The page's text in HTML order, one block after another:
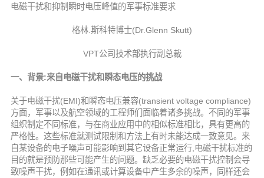
电磁干扰和抑制瞬时电压峰值的军事标准要求
格林.斯科特博士(Dr.Glenn Skutt)
VPT公司技术部执行副总裁
一、背景:来自电磁干扰和瞬态电压的挑战
关于电磁干扰(EMI)和瞬态电压兼容(transient voltage compliance)
方面，军事以及航空领域的工程师们面临着诸多挑战。不同的军事
组织制定不同标准，与在商业应用中的相似标准相比，具有更高的
严格性。这些标准就测试限制和方法上有时未能达成一致意见。来
自某设备的电子噪声可能影响到其它设备正常运行,电磁干扰标准的
目的就是预防那些可能产生的问题。缺乏必要的电磁干扰控制会导
致噪声干扰，例如在通讯或计算设备中产生多余的噪声，同样还会